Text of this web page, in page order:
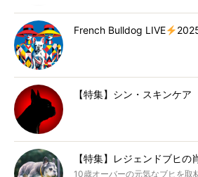
French Bulldog LIVE
【特集】シン・スキンケア
【特集】レジェンドブヒの
10歳オーバーの元気なブヒを取